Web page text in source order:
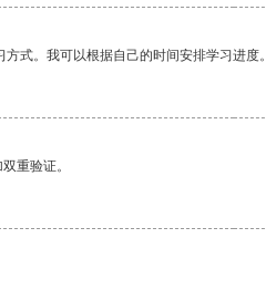
式。我可以根据自己的时间安排学习进度。
重验证。